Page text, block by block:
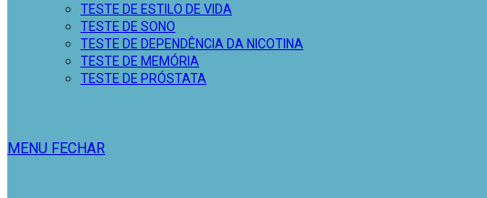
TESTE DE ESTILO DE VIDA
TESTE DE SONO
TESTE DE DEPENDÊNCIA DA NICOTINA
TESTE DE MEMÓRIA
TESTE DE PRÓSTATA
MENU FECHAR